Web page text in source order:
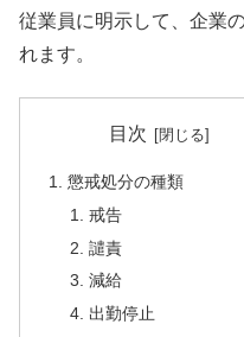
従業員に明示して、企業
れます。
目次
懲戒処分の種類
戒告
譴責
減給
出勤停止